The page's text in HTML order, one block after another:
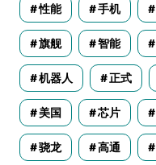
性能 手机
旗舰 智能
机器人 正式
美国 芯片
骁龙 高通